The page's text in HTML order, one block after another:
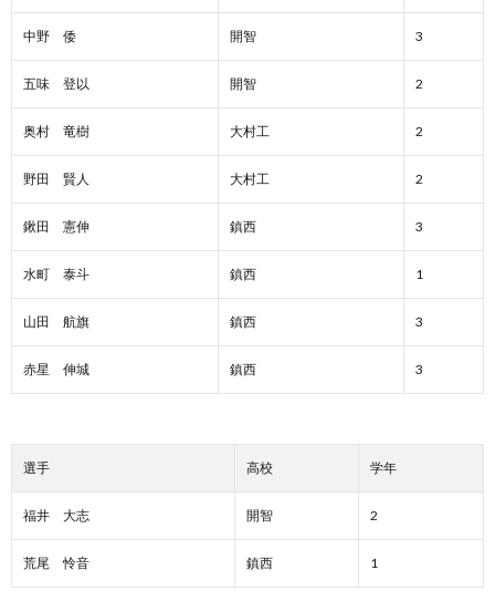
中野 倭 開智 3
五味 登以 開智 2
奥村 竜樹 大村工 2
野田 賢人 大村工 2
鍬田 憲伸 鎮西 3
水町 泰斗 鎮西 1
山田 航旗 鎮西 3
赤星 伸城 鎮西 3
選手 高校 学年
福井 大志 開智 2
荒尾 怜音 鎮西 1